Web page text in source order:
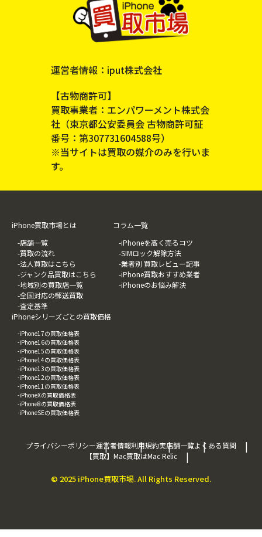
iPhone買取市場とは
-店舗一覧
-買取の流れ
-法人買取はこちら
-ジャンク品買取はこちら
-地域別の買取店一覧
-全国対応の郵送買取
-査定基準
コラム一覧
-iPhoneを高く売るコツ
-SIMロック解除方法
-業者別 買取レビュー記事
-iPhone買取おすすめ業者
iPhoneシリーズごとの買取価格
-iPhone17の買取価格表
-iPhone16の買取価格表
-iPhone15の買取価格表
-iPhone14の買取価格表
-iPhone13の買取価格表
-iPhone12の買取価格表
-iPhone11の買取価格表
-iPhoneXの買取価格表
-iPhone8の買取価格表
プライバシーポリシー運営者情報利用規約実店舗一覧
【古物商許可】
買取事業者：エンパワーメント株式会
社（東京都公安委員会 古物商許可証
番号：第307731604588号）
※当サイトは買取の媒介のみを行いま